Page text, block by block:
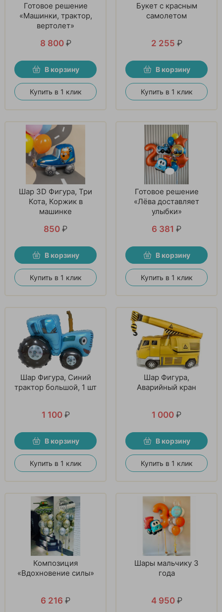
Готовое решение
«Машинки, трактор,
вертолет»
8 800 ₽
В корзину
Купить в 1 клик
Букет с красным
самолетом
2 255 ₽
В корзину
Купить в 1 клик
Шар 3D Фигура, Три
Кота, Коржик в
машинке
850 ₽
В корзину
Купить в 1 клик
Готовое решение
«Лёва доставляет
улыбки»
6 381 ₽
В корзину
Купить в 1 клик
Шар Фигура, Синий
трактор большой, 1 шт
1 100 ₽
В корзину
Купить в 1 клик
Шар Фигура,
Аварийный кран
1 000 ₽
В корзину
Купить в 1 клик
Композиция
«Вдохновение силы»
6 216 ₽
Шары мальчику 3
года
4 950 ₽